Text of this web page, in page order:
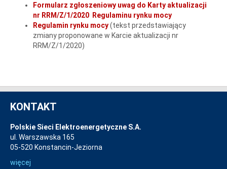
Formularz zgłoszeniowy uwag do Karty aktualizacji
nr RRM/Z/1/2020 Regulaminu rynku mocy
Regulamin rynku mocy(tekst przedstawiający
zmiany proponowane w Karcie aktualizacji nr
RRM/Z/1/2020)
KONTAKT
Polskie Sieci Elektroenergetyczne S.A.
ul. Warszawska 165
05-520 Konstancin-Jeziorna
więcej